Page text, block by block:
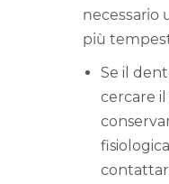
necessario
più
Se il
cercare